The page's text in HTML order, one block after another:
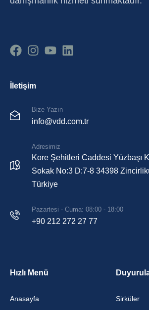
İletişim
Bize Yazın
info@vdd.com.tr
Adresimiz
Kore Şehitleri Caddesi Yüzbaşı
Sokak No:3 D:7-8 34398
Türkiye
Pazartesi - Cuma: 08:00 - 18:00
+90 212 272 27 77
Hızlı Menü
Anasayfa Sirküler